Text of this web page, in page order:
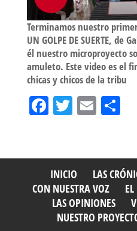
Terminamos nuestro
UN GOLPE DE SUERTE, de
él nuestro microproyecto
amuleto. Este video es el
chicas y chicos de la tribu
Fa
ok
T
er
E Sh
INICIO
LAS
CON NUESTRA VOZ
LAS OPINIONES
NUESTRO